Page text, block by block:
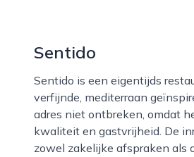
Sentido
Sentido is een eigentijds restaurant in bergen op zoom dat bekendstaat om zijn warme sfeer en
verfijnde, mediterraan
adres niet ontbreken, omdat
kwaliteit en gastvrijheid. De
zowel zakelijke afspraken als